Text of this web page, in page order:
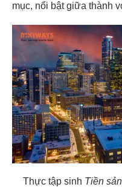
mục, nổi bật giữa thành
Thực tập sinh Tiền